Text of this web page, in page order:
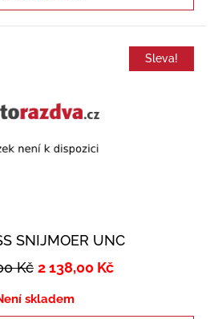
Sleva!
SNIJMOER UNC
Kč 2 138,00 Kč
skladem